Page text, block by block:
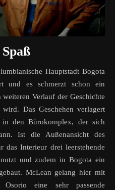
Hauptstadt Bogota
und es schmerzt schon ein
weiteren Verlauf der Geschichte
Das Geschehen verlagert
den Bürokomplex, der sich
Ist die Außenansicht des
das Interieur drei leerstehende
und zudem in Bogota ein
McLean gelang hier mit
Osorio eine sehr passende